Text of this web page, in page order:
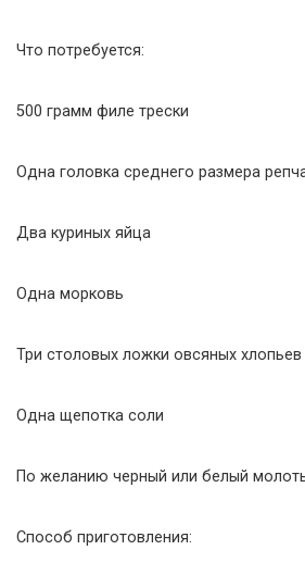
Что потребуется:
500 грамм филе трески
Одна головка среднего размера
Два куриных яйца
Одна морковь
Три столовых ложки овсяных хлопьев
Одна щепотка соли
По желанию черный или белый
Способ приготовления: